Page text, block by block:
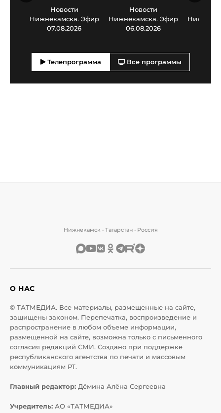
Новости
Нижнекамска. Эфир
07.08.2026
Новости
Нижнекамска. Эфир
06.08.2026
Телепрограмма Все программы
Нижнекамск • Татарстан • Россия
О НАС
© ТАТМЕДИА. Все материалы, размещенные на сайте,
защищены законом. Перепечатка, воспроизведение и
распространение в любом объеме информации,
размещенной на сайте, возможна только с письменного
согласия редакций СМИ. Создано при поддержке
республиканского агентства по печати и массовым
коммуникациям РТ.
Главный редактор: Дёмина Алёна Сергеевна
Учредитель: АО «ТАТМЕДИА»